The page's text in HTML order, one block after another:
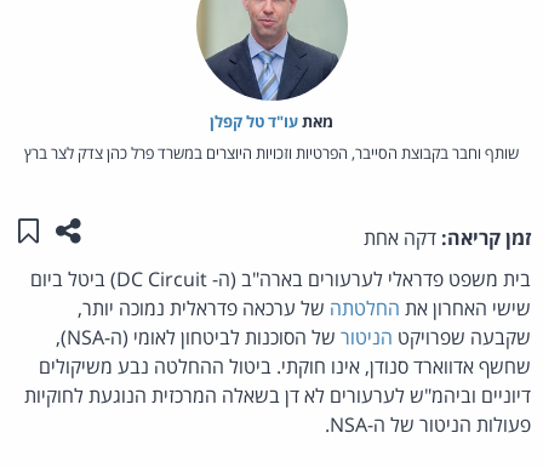
מאת‏עו"ד טל קפלן
שותף וחבר בקבוצת הסייבר, הפרטיות וזכויות היוצרים במשרד פרל כהן צדק לצר ברץ
זמן קריאה: דקה אחת שתפו
בית משפט פדראלי לערעורים בארה"ב (ה- DC Circuit) ביטל ביום
שישי האחרון את החלטתה של ערכאה פדראלית נמוכה יותר,
שקבעה שפרויקט הניטור
של הסוכנות לביטחון לאומי (ה-NSA),
שחשף אדווארד סנודן, אינו חוקתי. ביטול ההחלטה נבע משיקולים
דיוניים וביהמ"ש לערעורים לא דן בשאלה המרכזית הנוגעת לחוקיות
פעולות הניטור של ה-NSA.